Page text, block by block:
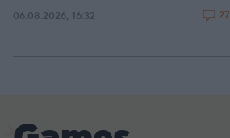
06.08.2026, 16:32 27